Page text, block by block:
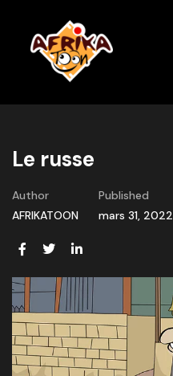
Le russe
Author
AFRIKATOON
Published
mars 31, 2022